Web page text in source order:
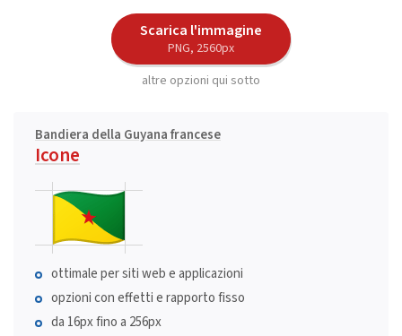
Scarica l'immagine
PNG, 2560px
altre opzioni qui sotto
Bandiera della Guyana francese
Icone
ottimale per siti web e applicazioni
opzioni con effetti e rapporto fisso
da 16px fino a 256px